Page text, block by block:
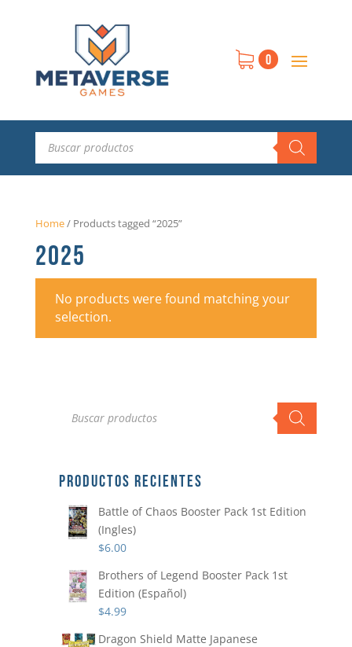
0
Búsqueda
productos
Home/ Products tagged “2025”
2025
No products were found matching your
selection.
productos
PRODUCTOS RECIENTES
Battle of Chaos Booster Pack 1st Edition
(Ingles)
$6.00
Brothers of Legend Booster Pack 1st
Edition (Español)
$4.99
Dragon Shield Matte Japanese